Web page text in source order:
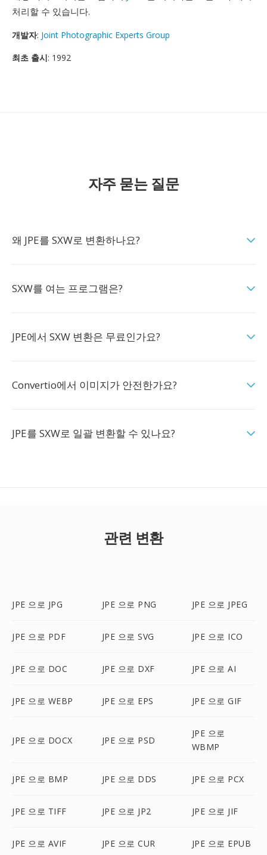
처리할 수 있습니다.
개발자: Joint Photographic Experts Group
최초 출시: 1992
자주 묻는 질문
왜 JPE를 SXW로 변환하나요?
SXW를 여는 프로그램은?
JPE에서 SXW 변환은 무료인가요?
Convertio에서 이미지가 안전한가요?
JPE를 SXW로 일괄 변환할 수 있나요?
관련 변환
JPE 으로 JPG JPE 으로 PNG JPE 으로 JPEG
JPE 으로 PDF JPE 으로 SVG JPE 으로 ICO
JPE 으로 DOC JPE 으로 DXF JPE 으로 AI
JPE 으로 WEBP JPE 으로 EPS JPE 으로 GIF
JPE 으로 DOCX JPE 으로 PSD
JPE 으로
WBMP
JPE 으로 BMP JPE 으로 DDS JPE 으로 PCX
JPE 으로 TIFF JPE 으로 JP2 JPE 으로 JIF
JPE 으로 AVIF JPE 으로 CUR JPE 으로 EPUB